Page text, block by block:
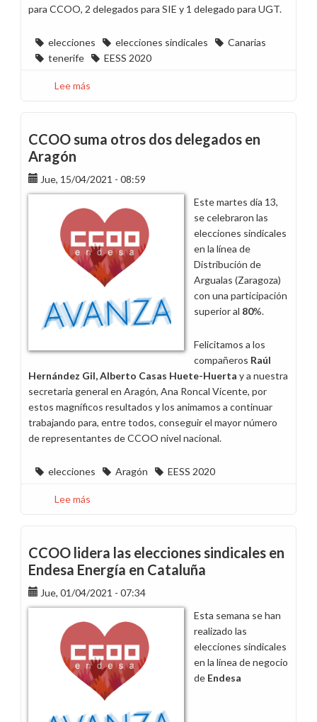
para CCOO, 2 delegados para SIE y 1 delegado para UGT.
elecciones elecciones sindicales
Canarias
tenerife
EESS 2020
Lee más
votado
Centros
Agrupados
de
Generación
Tenerife
CCOO suma otros dos delegados en
Aragón
Jue, 15/04/2021 - 08:59
Este martes día 13,
se celebraron las
elecciones sindicales
en la línea de
Distribución de
Argualas (Zaragoza)
con una participación
superior al 80%.
Felicitamos a los
compañeros Raúl
Hernández Gil,Alberto Casas Huete-Huerta y a nuestra
secretaria general en Aragón, Ana Roncal Vicente, por
estos magníficos resultados y los animamos a continuar
trabajando para, entre todos, conseguir el mayor número
de representantes de CCOO nivel nacional.
elecciones Aragón EESS 2020
Lee más
otros
dos
delegados
en
Aragón
CCOO lidera las elecciones sindicales en
Endesa Energía en Cataluña
Jue, 01/04/2021 - 07:34
Esta semana se han
realizado las
elecciones sindicales
en la línea de negocio
de Endesa